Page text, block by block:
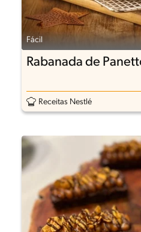
Fácil
Rabanada de
Receitas Nestlé